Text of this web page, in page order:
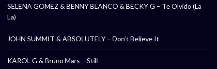
SELENA GOMEZ & BENNY BLANCO & BECKY G – Te Olvido (La
La)
JOHN SUMMIT & ABSOLUTELY – Don’t Believe It
KAROL G & Bruno Mars – Still